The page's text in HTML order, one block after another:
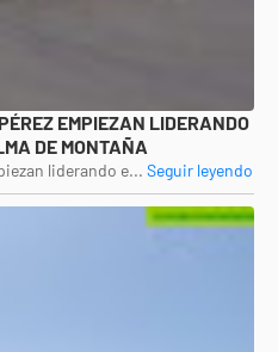
EMPIEZAN LIDERANDO
DE MONTAÑA
liderando e... Seguir leyendo